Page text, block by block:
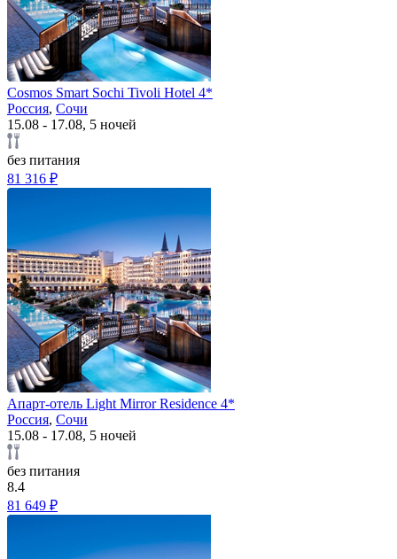
Cosmos Smart Sochi Tivoli Hotel 4*
Россия, Сочи
15.08 - 17.08, 5 ночей
без питания
81 316 ₽
Апарт-отель Light Mirror Residence 4*
Россия, Сочи
15.08 - 17.08, 5 ночей
без питания
8.4
81 649 ₽